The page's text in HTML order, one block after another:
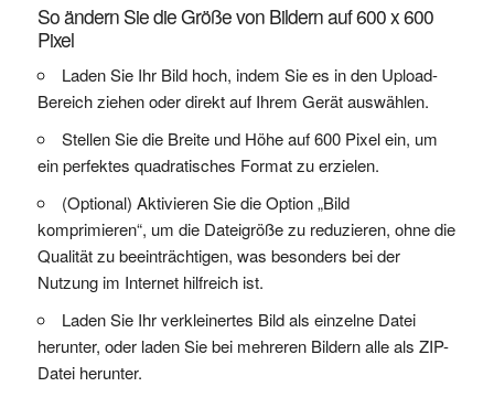
So ändern Sie die Größe von Bildern auf 600 x 600
Pixel
Laden Sie Ihr Bild hoch, indem Sie es in den Upload-
Bereich ziehen oder direkt auf Ihrem Gerät auswählen.
Stellen Sie die Breite und Höhe auf 600 Pixel ein, um
ein perfektes quadratisches Format zu erzielen.
(Optional) Aktivieren Sie die Option „Bild
komprimieren“, um die Dateigröße zu reduzieren, ohne die
Qualität zu beeinträchtigen, was besonders bei der
Nutzung im Internet hilfreich ist.
Laden Sie Ihr verkleinertes Bild als einzelne Datei
herunter, oder laden Sie bei mehreren Bildern alle als ZIP-
Datei herunter.